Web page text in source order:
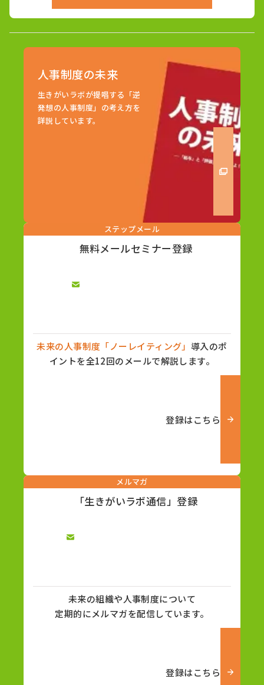
人事制度の未来
生きがいラボが提唱する「逆
発想の人事制度」の考え方を
詳説しています。
ステップメール
無料メールセミナー登録
未来の人事制度「ノーレイティング」 導入のポ
イントを全12回のメールで解説します。
登録はこちら
メルマガ
「生きがいラボ通信」登録
未来の組織や人事制度について
定期的にメルマガを配信しています。
登録はこちら